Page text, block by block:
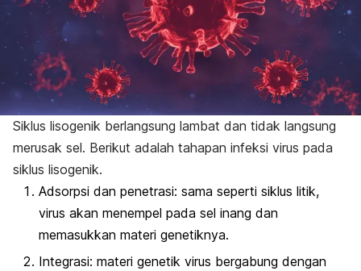
Siklus lisogenik berlangsung lambat dan tidak langsung
merusak sel. Berikut adalah tahapan infeksi virus pada
siklus lisogenik.
Adsorpsi dan penetrasi: sama seperti siklus litik,
virus akan menempel pada sel inang dan
memasukkan materi genetiknya.
Integrasi: materi genetik virus bergabung dengan